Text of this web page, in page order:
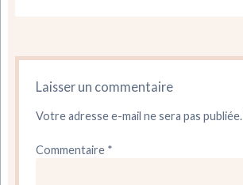
Laisser un commentaire
Votre adresse e-mail ne sera pas publiée.
Commentaire *